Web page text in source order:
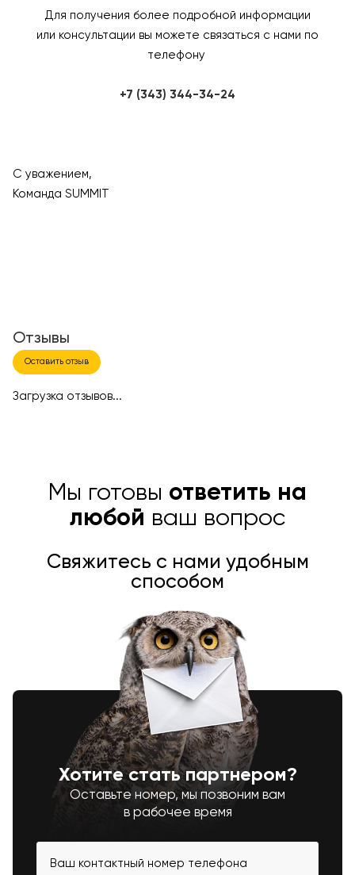
Для получения более подробной информации
или консультации вы можете связаться с нами по
телефону
+7 (343) 344-34-24
С уважением,
Команда SUMMIT
Отзывы
Оставить отзыв
Загрузка отзывов...
Мы готовы ответить на
любой ваш вопрос
Свяжитесь с нами удобным
способом
Хотите стать партнером?
Оставьте номер, мы позвоним вам
в рабочее время